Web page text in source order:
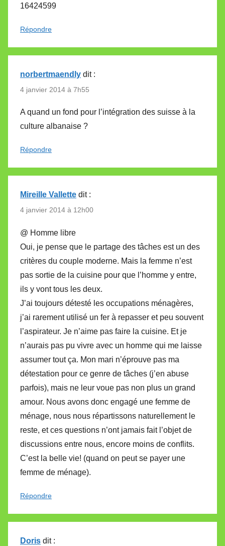
16424599
Répondre
norbertmaendly dit :
4 janvier 2014 à 7h55
A quand un fond pour l’intégration des suisse à la
culture albanaise ?
Répondre
Mireille Vallette dit :
4 janvier 2014 à 12h00
@ Homme libre
Oui, je pense que le partage des tâches est un des
critères du couple moderne. Mais la femme n’est
pas sortie de la cuisine pour que l’homme y entre,
ils y vont tous les deux.
J’ai toujours détesté les occupations ménagères,
j’ai rarement utilisé un fer à repasser et peu souvent
l’aspirateur. Je n’aime pas faire la cuisine. Et je
n’aurais pas pu vivre avec un homme qui me laisse
assumer tout ça. Mon mari n’éprouve pas ma
détestation pour ce genre de tâches (j’en abuse
parfois), mais ne leur voue pas non plus un grand
amour. Nous avons donc engagé une femme de
ménage, nous nous répartissons naturellement le
reste, et ces questions n’ont jamais fait l’objet de
discussions entre nous, encore moins de conflits.
C’est la belle vie! (quand on peut se payer une
femme de ménage).
Répondre
Doris dit :